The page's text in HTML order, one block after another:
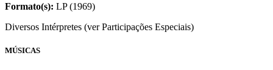
Formato(s): LP (1969)
Diversos Intérpretes (ver Participações Especiais)
MÚSICAS